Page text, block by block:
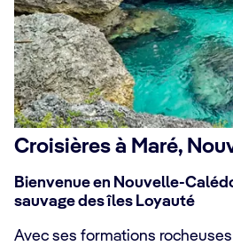
Croisières à Maré,
Bienvenue en Nouvelle-
sauvage des îles Loyauté
Avec ses formations